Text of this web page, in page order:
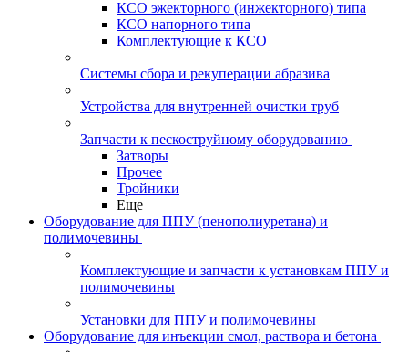
КСО эжекторного (инжекторного) типа
КСО напорного типа
Комплектующие к КСО
Системы сбора и рекуперации абразива
Устройства для внутренней очистки труб
Запчасти к пескоструйному оборудованию
Затворы
Прочее
Тройники
Еще
Оборудование для ППУ (пенополиуретана) и
полимочевины
Комплектующие и запчасти к установкам ППУ и
полимочевины
Установки для ППУ и полимочевины
Оборудование для инъекции смол, раствора и бетона